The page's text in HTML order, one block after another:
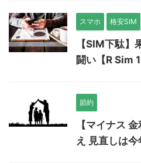
スマホ 格安SIM
【SIM下駄】
闘い【R Sim
節約
【マイナス
え 見直しは